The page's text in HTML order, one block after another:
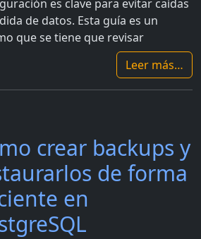
es clave para evitar caídas
de datos. Esta guía es un
que se tiene que revisar
Leer más…
crear backups y
de forma
en